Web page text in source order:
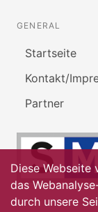
GENERAL
Startseite
Kontakt/
Partner
Diese Webseite
das
durch unsere